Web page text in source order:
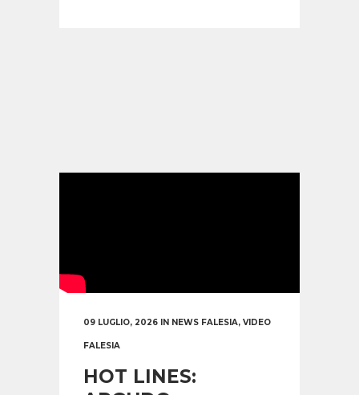
09 LUGLIO, 2026 IN NEWS FALESIA, VIDEO
FALESIA
HOT LINES: